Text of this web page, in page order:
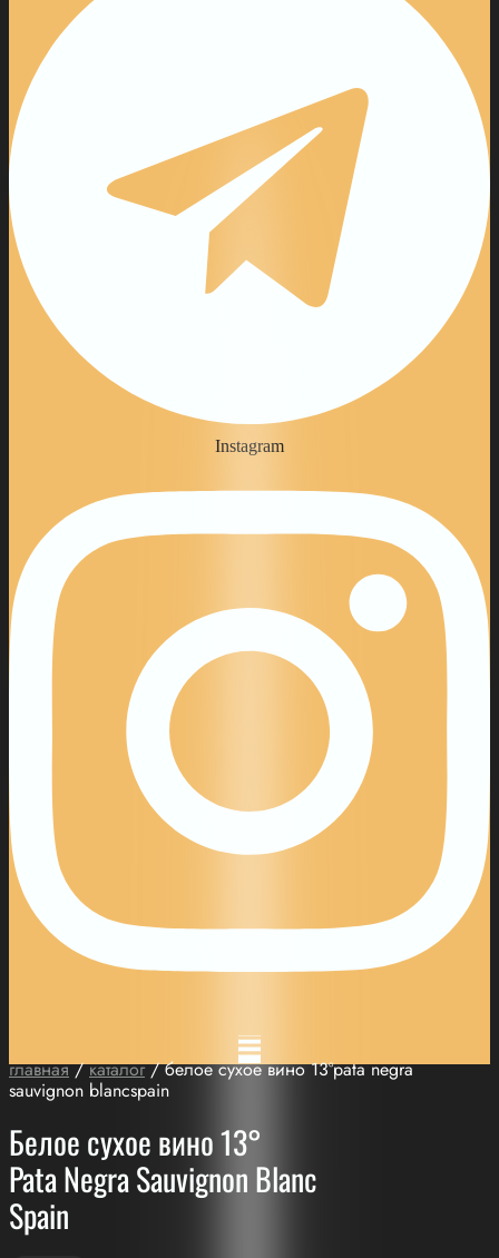
Instagram
главная/каталог/ белое сухое вино 13°pata negra
sauvignon blancspain
Белое сухое вино 13°
Pata Negra Sauvignon Blanc
Spain